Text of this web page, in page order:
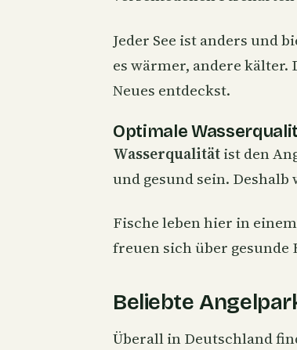
Jeder See ist anders und
es wärmer, andere
Neues entdeckst.
Optimale
Wasserqualitätist den
und gesund sein.
Fische leben hier in
freuen sich über gesunde
Beliebte
Überall in Deutschland